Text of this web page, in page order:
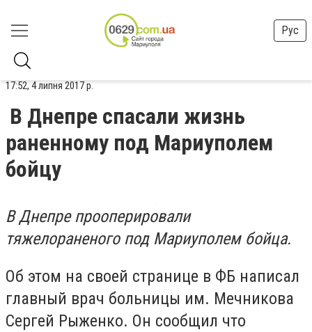
Рус
17:52, 4 липня 2017 р.
В Днепре спасали жизнь
раненному под Мариуполем
бойцу
В Днепре прооперировали
тяжелораненого под Мариуполем бойца.
Об этом на своей странице в ФБ написал
главный врач больницы им. Мечникова
Сергей Рыженко. Он сообщил что